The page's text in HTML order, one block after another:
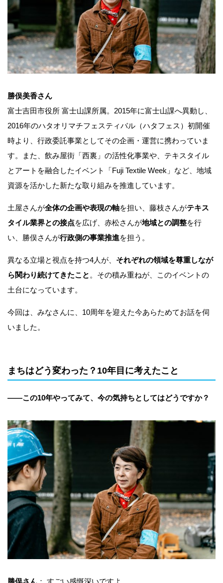
勝俣美香さん
富士吉田市役所 富士山課所属。2015年に富士山課へ異動し、
2016年のハタオリマチフェスティバル（ハタフェス）初開催
時より、行政委託事業としてその企画・運営に携わっていま
す。また、飲み屋街「西裏」の活性化事業や、テキスタイル
とアートを融合したイベント「Fuji Textile Week」など、地域
資源を活かした新たな取り組みを推進しています。
土屋さんが全体の企画や表現の軸を担い、藤枝さんがテキス
タイル業界との接点を広げ、赤松さんが地域との調整を行
い、勝俣さんが行政側の事業推進を担う。
異なる立場と視点を持つ4人が、 それぞれの領域を尊重しなが
ら関わり続けてきたこと 。その積み重ねが、このイベントの
土台になっています。
今回は、みなさんに、10周年を迎えた今あらためてお話を伺
いました。
まちはどう変わった？10年目に考えたこと
——この10年やってみて、今の気持ちとしてはどうですか？
勝俣さん ： すごい感慨深いですよ。